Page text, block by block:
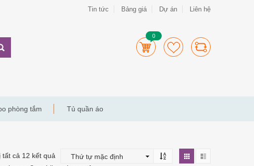
Tin tức Bảng giá Dự án Liên hệ
0
phòng tắm Tủ quần áo
tất cả 12 kết quả